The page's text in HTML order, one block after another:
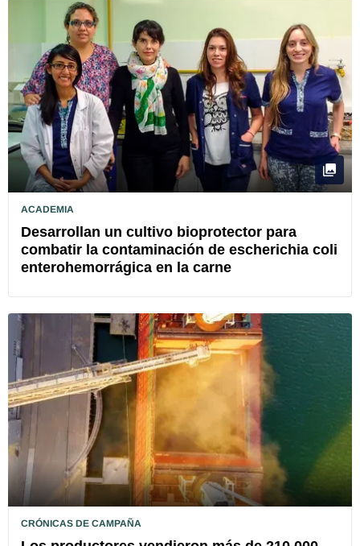
ACADEMIA
Desarrollan un cultivo bioprotector para
combatir la contaminación de escherichia coli
enterohemorrágica en la carne
CRÓNICAS DE CAMPAÑA